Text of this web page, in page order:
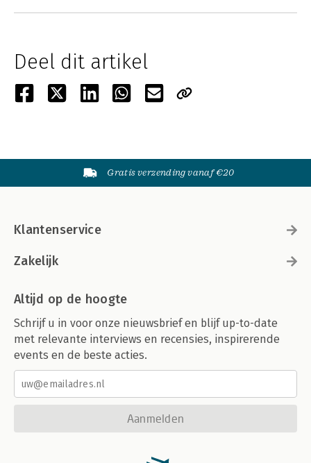
Deel dit artikel
Gratis verzending vanaf €20
Klantenservice
Zakelijk
Altijd op de hoogte
Schrijf u in voor onze nieuwsbrief en blijf up-to-date
met relevante interviews en recensies, inspirerende
events en de beste acties.
Aanmelden